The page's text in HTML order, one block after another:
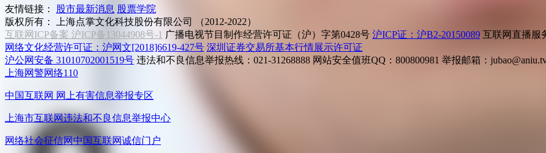
友情链接： 股市最新消息 股票学院
版权所有：
上海点掌文化科技股份有限公司 （2012-2022）
互联网ICP备案 沪ICP备13044908号-1 广播电视节目制作经营许可证（沪）字第0428号 沪ICP证：沪B2-20150089 互联网直播服
网络文化经营许可证：沪网文[2018]6619-427号 深圳证券交易所基本行情展示许可证
沪公网安备 31010702001519号 违法和不良信息举报热线：021-31268888 网站安全值班QQ：800800981 举报邮箱：
上海网警网络110
中国互联网 网上有害信息举报专区
上海市互联网违法和不良信息举报中心
网络社会征信网中国互联网诚信门户